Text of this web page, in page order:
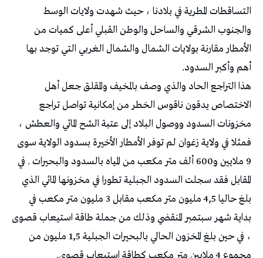
التساقطات المطرية في بلادنا ، حيث شهدت ولايات الوسط
والجنوب الشرقي والساحل والوطن القبلي أعلى كميات من
الأمطار مقارنة بولايات الشمال والشمال الغربي التي توجد بها
أهم وأكبر السدود.
هذا التراجع الحاد والذي وصف بالمخيف والمقلق جعل أهل
الاختصاص يدقون ناقوس الخطر من إمكانية تواصل تراجع
مخزونات السدود ووصول البلاد إلى عتبة الشح المائي والعطش ،
فمثلا في ولاية زغوان لم توفر الأمطار الأخيرة بسدود الولاية سوى
9 ملايين و600 ألف متر مكعب من المياه بالسدود والبحيرات . في
المقابل فقد سجلت السدود الجبلية تطورا في مخزونها المائي الذي
بلغ حاليا 4,5 مليون متر مكعب مقابل 3 مليون متر مكعب في
بداية شهر سبتمبر المنقضي وذلك من جملة طاقة استيعاب قصوى
، في حين بلغ المخزون الحالي بالبحيرات الجبلية 1,5 مليون من